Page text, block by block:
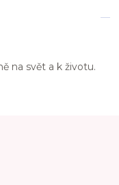
na svět a k životu.